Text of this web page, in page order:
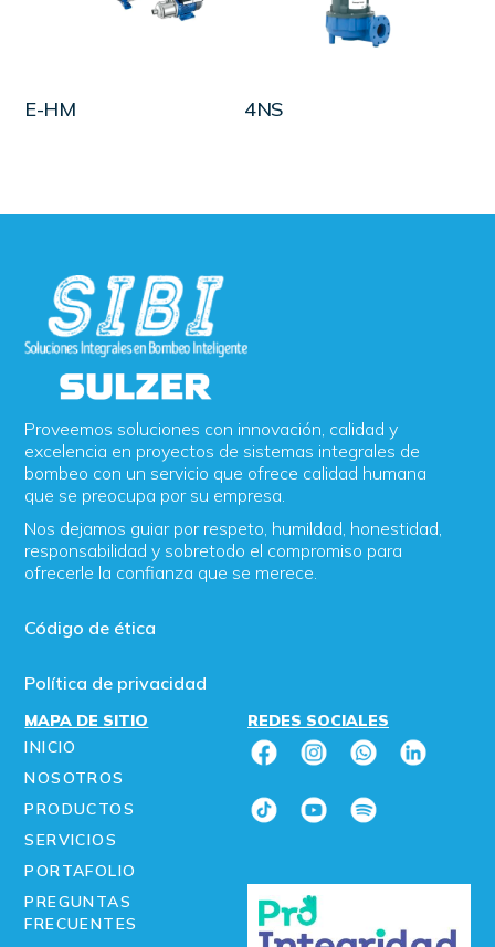
E-HM 4NS
Proveemos soluciones con innovación, calidad y
excelencia en proyectos de sistemas integrales de
bombeo con un servicio que ofrece calidad humana
que se preocupa por su empresa.
Nos dejamos guiar por respeto, humildad, honestidad,
responsabilidad y sobretodo el compromiso para
ofrecerle la confianza que se merece.
Código de ética
Política de privacidad
MAPA DE SITIO
INICIO
NOSOTROS
PRODUCTOS
SERVICIOS
PORTAFOLIO
PREGUNTAS
FRECUENTES
REDES SOCIALES